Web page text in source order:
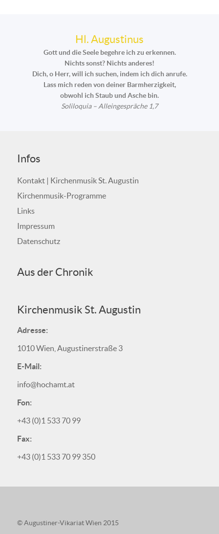
Hl. Augustinus
Gott und die Seele begehre ich zu erkennen.
Nichts sonst? Nichts anderes!
Dich, o Herr, will ich suchen, indem ich dich anrufe.
Lass mich reden von deiner Barmherzigkeit,
obwohl ich Staub und Asche bin.
Soliloquia – Alleingespräche 1,7
Infos
Kontakt | Kirchenmusik St. Augustin
Kirchenmusik-Programme
Links
Impressum
Datenschutz
Aus der Chronik
Kirchenmusik St. Augustin
Adresse:
1010 Wien, Augustinerstraße 3
E-Mail:
info@hochamt.at
Fon:
+43 (0)1 533 70 99
Fax:
+43 (0)1 533 70 99 350
© Augustiner-Vikariat Wien 2015